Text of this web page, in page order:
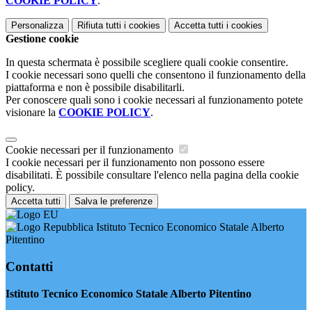
Personalizza Rifiuta tutti i cookies Accetta tutti i cookies
Gestione cookie
In questa schermata è possibile scegliere quali cookie consentire.
I cookie necessari sono quelli che consentono il funzionamento della
piattaforma e non è possibile disabilitarli.
Per conoscere quali sono i cookie necessari al funzionamento potete
visionare la COOKIE POLICY.
Cookie necessari per il funzionamento
I cookie necessari per il funzionamento non possono essere
disabilitati. È possibile consultare l'elenco nella pagina della cookie
policy.
Accetta tutti Salva le preferenze
Istituto Tecnico Economico Statale Alberto
Pitentino
Contatti
Istituto Tecnico Economico Statale Alberto Pitentino